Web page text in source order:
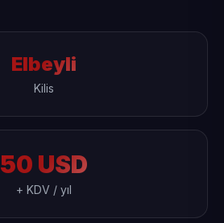
Elbeyli
Kilis
50 USD
+ KDV / yıl